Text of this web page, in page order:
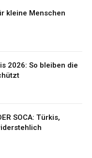
kleine Menschen
2026: So bleiben die
SOCA: Türkis,